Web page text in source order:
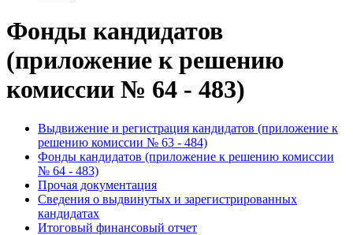
Фонды кандидатов
(приложение к решению
комиссии № 64 - 483)
Выдвижение и регистрация кандидатов (приложение к
решению комиссии № 63 - 484)
Фонды кандидатов (приложение к решению комиссии
№ 64 - 483)
Прочая документация
Сведения о выдвинутых и зарегистрированных
кандидатах
Итоговый финансовый отчет